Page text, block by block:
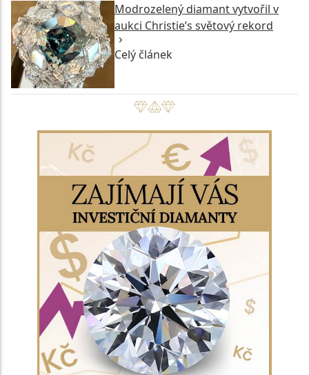
Modrozelený diamant vytvořil v
aukci Christie’s světový rekord
Celý článek